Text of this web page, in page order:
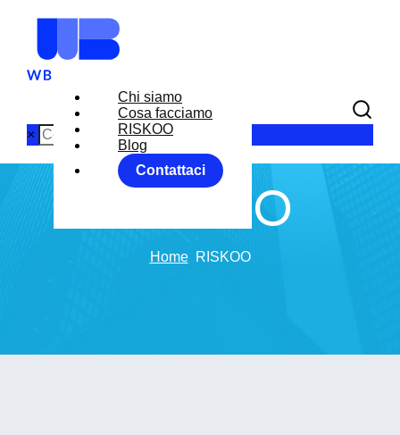
Chi siamo
Cosa facciamo
RISKOO
Blog
Contattaci
×
RISKOO
Home RISKOO